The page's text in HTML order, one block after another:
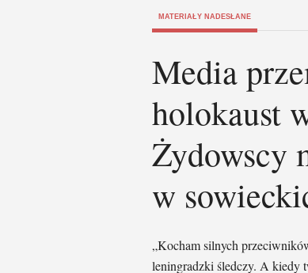
MATERIAŁY NADESŁANE
Media
holokaust
Żydowscy
w
„Kocham silnych
leningradzki śledczy. A kiedy